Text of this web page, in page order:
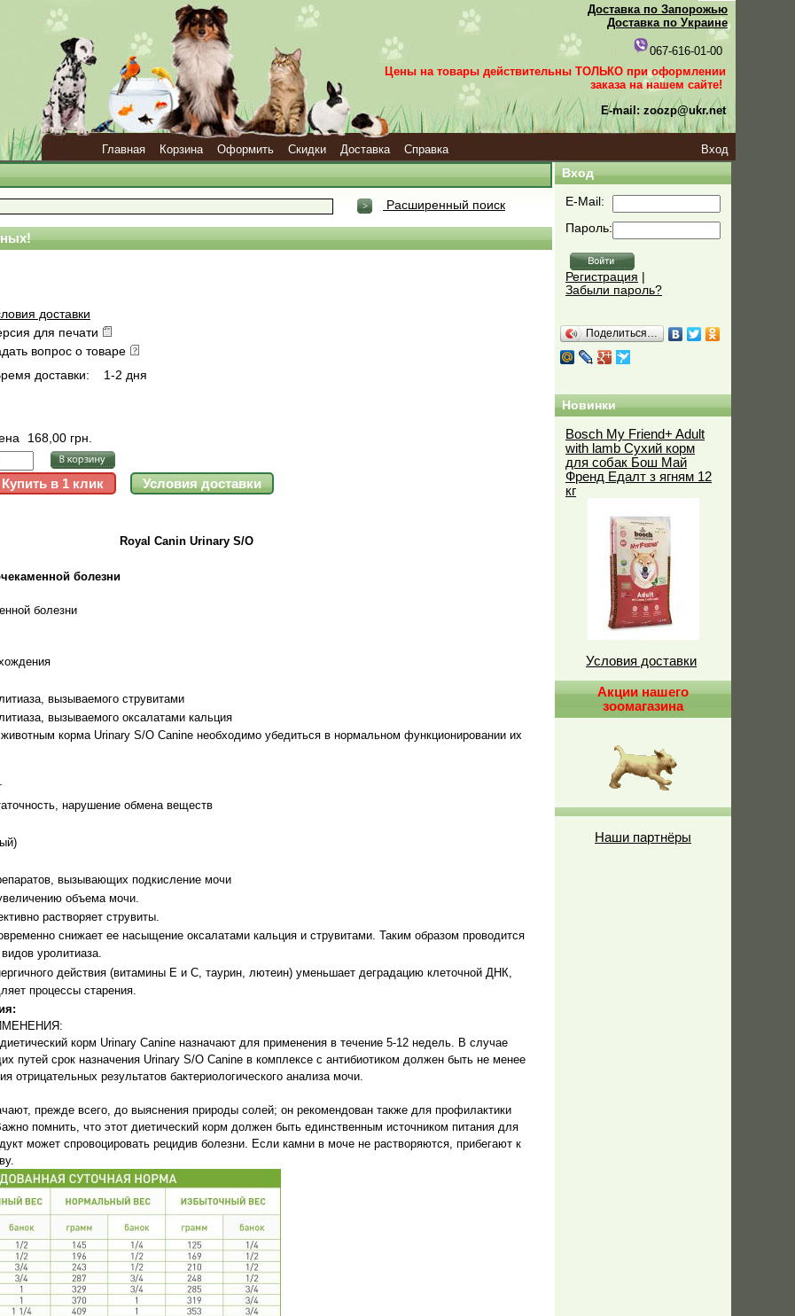
Доставка по Запорожью
Доставка по Украине
067-616-01-00
Цены на товары действительны ТОЛЬКО при оформлении
заказа на нашем сайте!
E-mail: zoozp@ukr.net
Главная Корзина Оформить Скидки Доставка Справка
Вход
Расширенный поиск
доставки
для печати
вопрос о товаре
доставки:
1-2 дня
168,00 грн.
Royal Canin Urinary S/O
болезни
болезни
вызываемого струвитами
вызываемого оксалатами кальция
корма Urinary S/O Canine необходимо убедиться в нормальном функционировании их
нарушение обмена веществ
вызывающих подкисление мочи
объема мочи.
растворяет струвиты.
снижает ее насыщение оксалатами кальция и струвитами. Таким образом проводится
уролитиаза.
действия (витамины Е и С, таурин, лютеин) уменьшает деградацию клеточной ДНК,
процессы старения.
корм Urinary Canine назначают для применения в течение 5-12 недель. В случае
путей срок назначения Urinary S/O Canine в комплексе с антибиотиком должен быть не менее
отрицательных результатов бактериологического анализа мочи.
прежде всего, до выяснения природы солей; он рекомендован также для профилактики
помнить, что этот диетический корм должен быть единственным источником питания для
может спровоцировать рецидив болезни. Если камни в моче не растворяются, прибегают к
Вход
E-Mail:
Пароль:
Регистрация
Забыли пароль?
Поделиться…
Новинки
Bosch My Friend+ Adult
with lamb Сухий корм
для собак Бош Май
Френд Едалт з ягням 12
кг
Условия доставки
Акции нашего
зоомагазина
Наши партнёры